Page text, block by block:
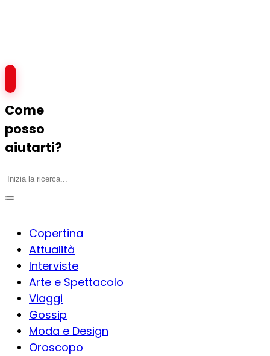
Come
posso
aiutarti?
Copertina
Attualità
Interviste
Arte e Spettacolo
Viaggi
Gossip
Moda e Design
Oroscopo